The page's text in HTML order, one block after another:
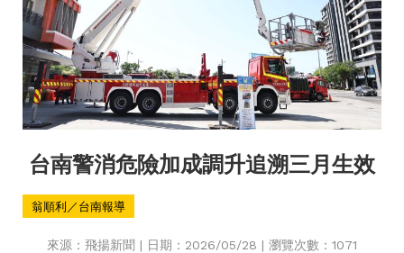
台南警消危險加成調升追溯三月生效
翁順利／台南報導
來源：飛揚新聞 | 日期：2026/05/28 | 瀏覽次數：1071